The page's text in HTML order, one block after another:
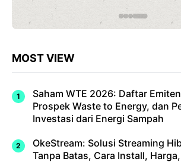
MOST VIEW
Saham WTE 2026: Daftar
Prospek Waste to Energy, dan
Investasi dari Energi Sampah
OkeStream: Solusi Streaming
Tanpa Batas, Cara Install,